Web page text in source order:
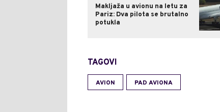
Makljaža u avionu na letu za
Pariz: Dva pilota se brutalno
potukla
TAGOVI
AVION PAD AVIONA